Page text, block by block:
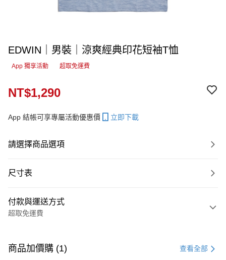
EDWIN｜男裝｜涼爽經典印花短袖T恤
App 獨享活動 超取免運費
NT$1,290
App 結帳可享專屬活動優惠價 立即下載
請選擇商品選項
尺寸表
付款與運送方式
超取免運費
信用卡一次付款
商品加價購 (1) 查看全部